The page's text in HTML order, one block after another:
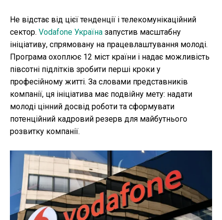
Не відстає від цієї тенденції і телекомунікаційний
сектор. Vodafone Україна запустив масштабну
ініціативу, спрямовану на працевлаштування молоді.
Програма охоплює 12 міст країни і надає можливість
півсотні підлітків зробити перші кроки у
професійному житті. За словами представників
компанії, ця ініціатива має подвійну мету: надати
молоді цінний досвід роботи та сформувати
потенційний кадровий резерв для майбутнього
розвитку компанії.